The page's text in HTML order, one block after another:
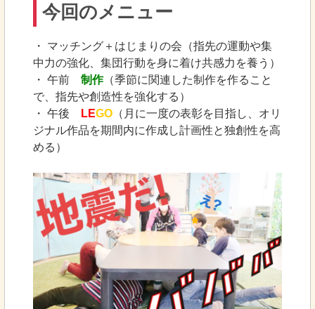
今回のメニュー
・ マッチング＋はじまりの会（指先の運動や集
中力の強化、集団行動を身に着け共感力を養う）
・ 午前 制作（季節に関連した制作を作ること
で、指先や創造性を強化する）
・ 午後
LEGO （月に一度の表彰を目指し、オリ
ジナル作品を期間内に作成し計画性と独創性を高
める）